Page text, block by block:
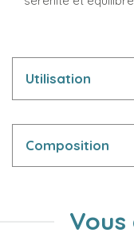
Utilisation
Composition
Vous